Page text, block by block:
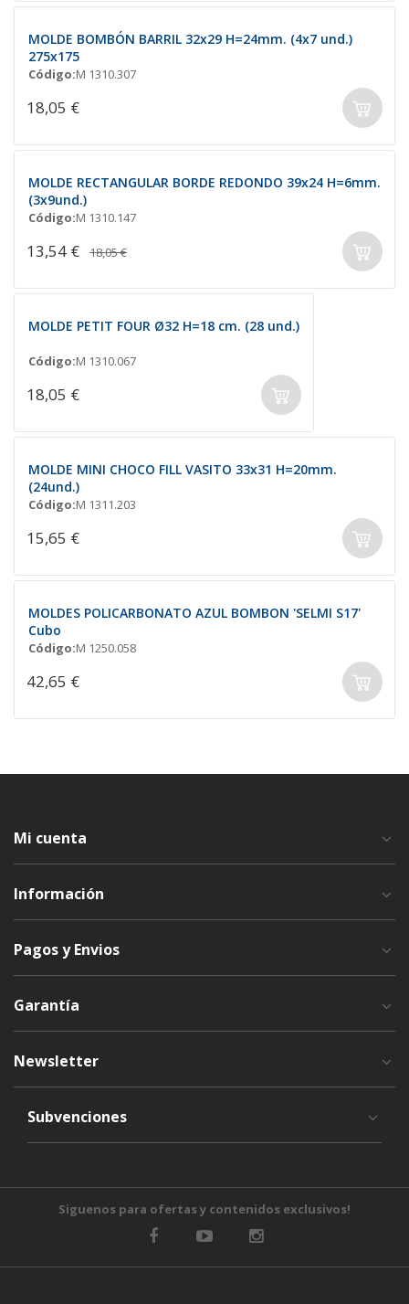
MOLDE BOMBÓN BARRIL 32x29 H=24mm. (4x7 und.)
275x175
Código:M 1310.307
18,05 €
MOLDE RECTANGULAR BORDE REDONDO 39x24 H=6mm.
(3x9und.)
Código:M 1310.147
13,54 € 18,05 €
MOLDE PETIT FOUR Ø32 H=18 cm. (28 und.)
Código:M 1310.067
18,05 €
MOLDE MINI CHOCO FILL VASITO 33x31 H=20mm.
(24und.)
Código:M 1311.203
15,65 €
MOLDES POLICARBONATO AZUL BOMBON 'SELMI S17'
Cubo
Código:M 1250.058
42,65 €
Mi cuenta
Información
Pagos y Envios
Garantía
Newsletter
Subvenciones
Siguenos para ofertas y contenidos exclusivos!